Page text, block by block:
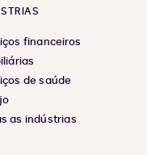
financeiros
de saúde
as indústrias